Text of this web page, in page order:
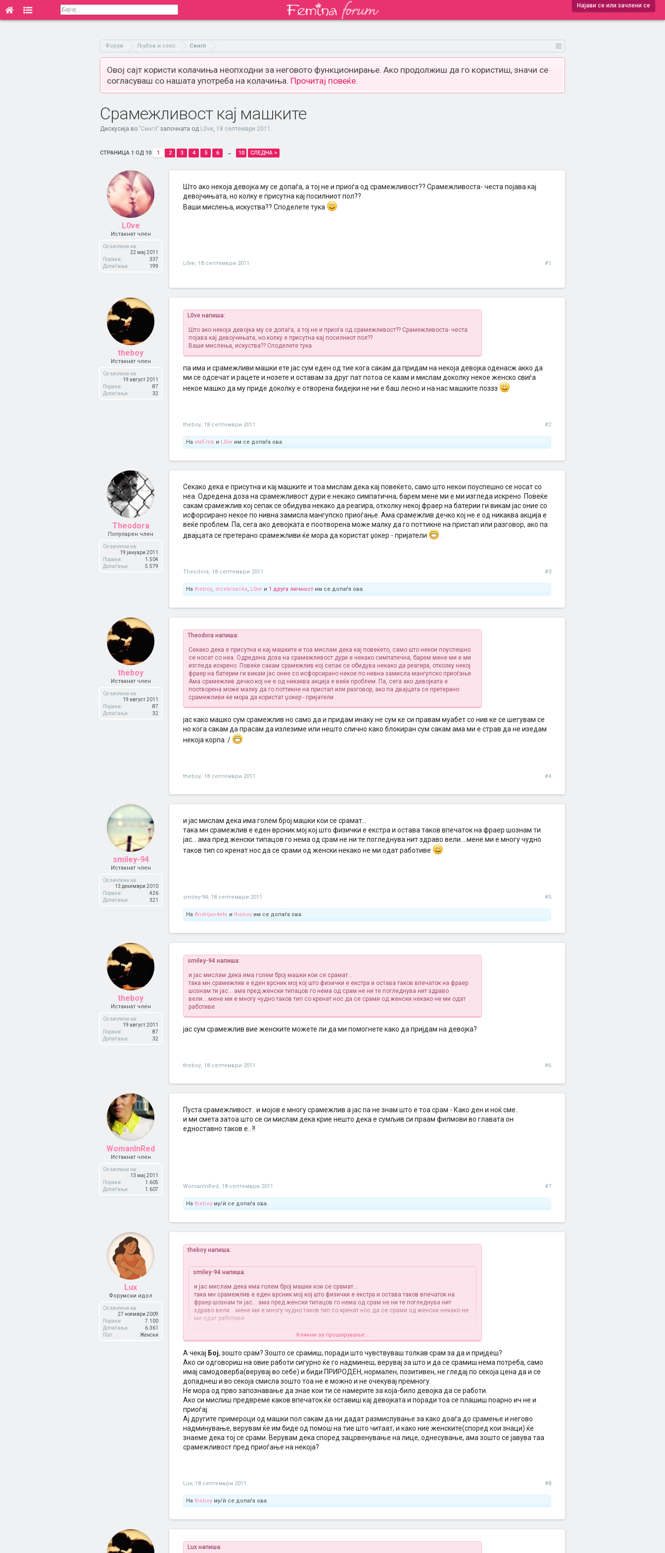
Најави се или зачлени се
Форум Љубов и секс Сингл
Овој сајт користи колачиња неопходни за неговото функционирање. Ако продолжиш да го користиш, значи се
согласуваш со нашата употреба на колачиња. Прочитај повеќе.
Срамежливост кај машките
Дискусија во 'Сингл' започната од L0ve, 18 септември 2011 .
СТРАНИЦА 1 ОД 10 1 2 3 4 5 6 → 10 СЛЕДНА >
L0ve
Истакнат член
Се зачлени на:
22 мај 2011
Пораки:
337
Допаѓања:
199
Што ако некоја девојка му се допаѓа, а тој не и приоѓа од срамежливост?? Срамежливоста- честа појава кај
девојчињата, но колку е присутна кај посилниот пол??
Ваши мислења, искуства?? Споделете тука
L0ve, 18 септември 2011 #1
theboy
Истакнат член
Се зачлени на:
19 август 2011
Пораки:
87
Допаѓања:
32
L0ve напиша:
Што ако некоја девојка му се допаѓа, а тој не и приоѓа од срамежливост?? Срамежливоста- честа
појава кај девојчињата, но колку е присутна кај посилниот пол??
Ваши мислења, искуства?? Споделете тука
па има и срамежливи машки ете јас сум еден од тие кога сакам да придам на некоја девојка оденасж акко да
ми се одсечат и рацете и нозете и оставам за друг пат потоа се каам и мислам доколку некое женско свиѓа
некое машко да му приде доколку е отворена бидејки не ни е баш лесно и на нас машките поззз
theboy, 18 септември 2011 #2
На stef-mk и L0ve им се допаѓа ова.
Theodora
Популарен член
Се зачлени на:
19 јануари 2011
Пораки:
1.504
Допаѓања:
5.579
Секако дека е присутна и кај машките и тоа мислам дека кај повеќето, само што некои поуспешно се носат со
неа. Одредена доза на срамежливост дури е некако симпатична, барем мене ми е ми изгледа искрено. Повеќе
сакам срамежлив кој сепак се обидува некако да реагира, отколку некој фраер на батерии ги викам јас оние со
исфорсирано некое по нивна замисла мангупско приоѓање. Ама срамежлив дечко кој не е од никаква акција е
веќе проблем. Па, сега ако девојката е поотворена може малку да го поттикне на пристап или разговор, ако па
двајцата се претерано срамежливи ќе мора да користат џокер - пријатели
Theodora, 18 септември 2011 #3
На theboy, srcekrsacka, L0ve и 1 друга личност им се допаѓа ова.
theboy
Истакнат член
Се зачлени на:
19 август 2011
Пораки:
87
Допаѓања:
32
Theodora напиша:
Секако дека е присутна и кај машките и тоа мислам дека кај повеќето, само што некои поуспешно
се носат со неа. Одредена доза на срамежливост дури е некако симпатична, барем мене ми е ми
изгледа искрено. Повеќе сакам срамежлив кој сепак се обидува некако да реагира, отколку некој
фраер на батерии ги викам јас оние со исфорсирано некое по нивна замисла мангупско приоѓање.
Ама срамежлив дечко кој не е од никаква акција е веќе проблем. Па, сега ако девојката е
поотворена може малку да го поттикне на пристап или разговор, ако па двајцата се претерано
срамежливи ќе мора да користат џокер - пријатели .
јас како машко сум срамежлив но само да и придам инаку не сум ке си правам муабет со нив ке се шегувам се
но кога сакам да прасам да излезиме или нешто слично како блокиран сум сакам ама ми е страв да не изедам
некоја корпа :/
theboy, 18 септември 2011 #4
smiley-94
Истакнат член
Се зачлени на:
13 декември 2010
Пораки:
426
Допаѓања:
321
и јас мислам дека има голем број машки кои се срамат...
така мн срамежлив е еден врсник мој кој што физички е екстра и остава таков впечаток на фраер шознам ти
јас... ама пред женски типацов го нема од срам не ни те погледнува нит здраво вели....мене ми е многу чудно
таков тип со кренат нос да се срами од женски некако не ми одат работиве
smiley-94, 18 септември 2011 #5
На Andrijan4eto и theboy им се допаѓа ова.
theboy
Истакнат член
Се зачлени на:
19 август 2011
Пораки:
87
Допаѓања:
32
smiley-94 напиша:
и јас мислам дека има голем број машки кои се срамат...
така мн срамежлив е еден врсник мој кој што физички е екстра и остава таков впечаток на фраер
шознам ти јас... ама пред женски типацов го нема од срам не ни те погледнува нит здраво
вели....мене ми е многу чудно таков тип со кренат нос да се срами од женски некако не ми одат
работиве
јас сум срамежлив вие женските можете ли да ми помогнете како да пријдам на девојка?
theboy, 18 септември 2011 #6
WomanInRed
Истакнат член
Се зачлени на:
13 мај 2011
Пораки:
1.605
Допаѓања:
1.607
Пуста срамежливост.. и мојов е многу срамежлив а јас па не знам што е тоа срам - Како ден и ноќ сме..
и ми смета затоа што се си мислам дека крие нешто дека е сумљив си праам филмови во главата он
едноставно таков е.. !!
WomanInRed, 18 септември 2011 #7
На theboy му/ѝ се допаѓа ова.
Lux
Форумски идол
Се зачлени на:
27 ноември 2009
Пораки:
7.100
Допаѓања:
6.361
Пол:
Женски
theboy напиша:
smiley-94 напиша:
и јас мислам дека има голем број машки кои се срамат...
така мн срамежлив е еден врсник мој кој што физички е екстра и остава таков впечаток на
фраер шознам ти јас... ама пред женски типацов го нема од срам не ни те погледнува нит
здраво вели....мене ми е многу чудно таков тип со кренат нос да се срами од женски некако не
ми одат работиве
јас сум срамежлив вие женските можете ли да ми помогнете како да пријдам на девојка?
Кликни за проширување...
А чекај Бој, зошто срам? Зошто се срамиш, поради што чувствуваш толкав срам за да и пријдеш?
Ако си одговориш на овие работи сигурно ќе го надминеш, верувај за што и да се срамиш нема потреба, само
имај самодоверба(верувај во себе) и биди ПРИРОДЕН, нормален, позитивен, не гледај по секоја цена да и се
допаднеш и во секоја смисла зошто тоа не е можно и не очекувај премногу.
Не мора од прво запознавање да знае кои ти се намерите за која-било девојка да се работи.
Ако си мислиш предвреме каков впечаток ќе оставиш кај девојката и поради тоа се плашиш поарно ич не и
приоѓај.
Ај другите примероци од машки пол сакам да ни дадат размислување за како доаѓа до срамење и негово
надминување, верувам ќе им биде од помош на тие што читаат, и како ние женските(според кои знаци) ќе
знаеме дека тој се срами. Верувам дека според зацрвенување на лице, однесување, ама зошто се јавува таа
срамежливост пред приоѓање на некоја?
Lux, 18 септември 2011 #8
На theboy му/ѝ се допаѓа ова.
Lux напиша: